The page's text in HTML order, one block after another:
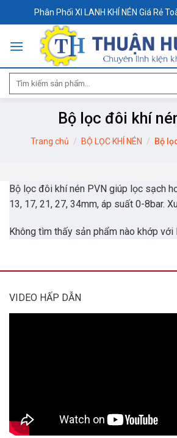
to
Phân Phối XI LANH KHÍ NÉN Giá Rẻ
Tìm
kiếm:
Bộ lọc đôi khí
Trang chủ / BỘ LỌC KHÍ NÉN / Bộ
Bộ lọc đôi khí nén PVN giúp lọc sạch
13, 17, 21, 27, 34mm, áp suất 0-8bar.
Không tìm thấy sản phẩm nào khớp với
VIDEO HẤP DẪN